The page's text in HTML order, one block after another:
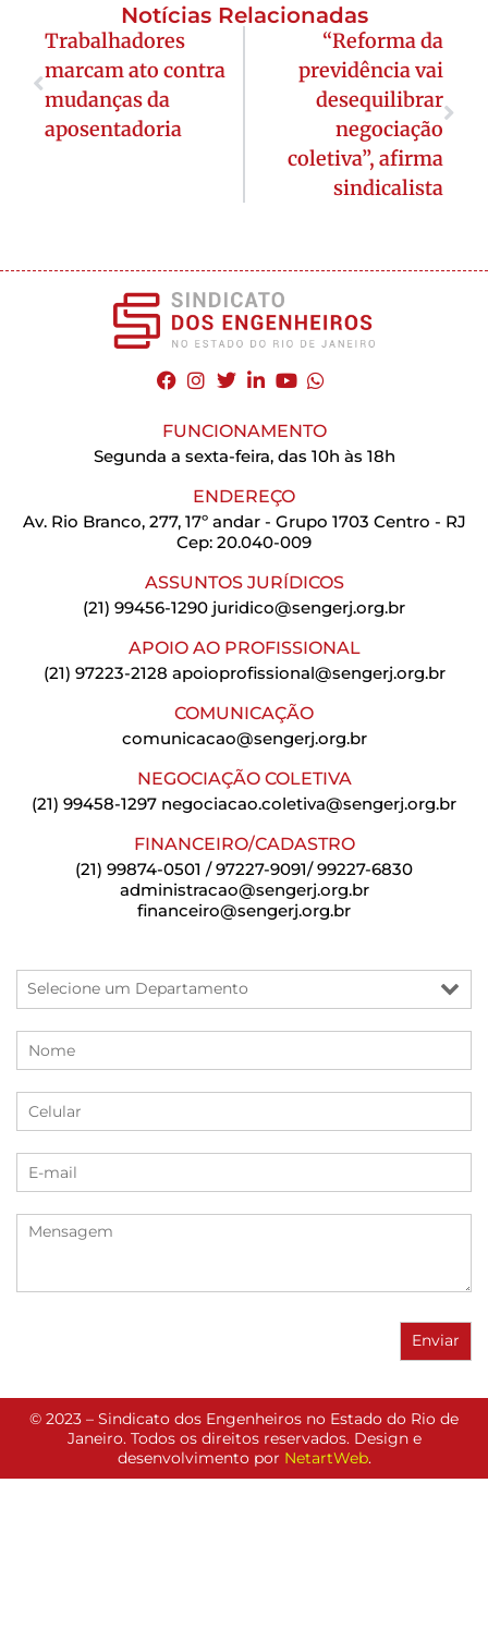
Notícias Relacionadas
Trabalhadores
marcam ato contra
mudanças da
aposentadoria
“Reforma da
previdência vai
desequilibrar
negociação
coletiva”, afirma
sindicalista
FUNCIONAMENTO
Segunda a sexta-feira, das 10h às 18h
ENDEREÇO
Av. Rio Branco, 277, 17º andar - Grupo 1703 Centro - RJ
Cep: 20.040-009
ASSUNTOS JURÍDICOS
(21) 99456-1290 juridico@sengerj.org.br
APOIO AO PROFISSIONAL
(21) 97223-2128 apoioprofissional@sengerj.org.br
COMUNICAÇÃO
comunicacao@sengerj.org.br
NEGOCIAÇÃO COLETIVA
(21) 99458-1297 negociacao.coletiva@sengerj.org.br
FINANCEIRO/CADASTRO
(21) 99874-0501 / 97227-9091/ 99227-6830
administracao@sengerj.org.br
financeiro@sengerj.org.br
© 2023 – Sindicato dos Engenheiros no Estado do Rio de
Janeiro. Todos os direitos reservados. Design e
desenvolvimento por NetartWeb.